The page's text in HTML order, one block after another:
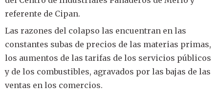
referente de Cipan.
Las razones del colapso las encuentran en las
constantes subas de precios de las materias primas,
los aumentos de las tarifas de los servicios públicos
y de los combustibles, agravados por las bajas de las
ventas en los comercios.